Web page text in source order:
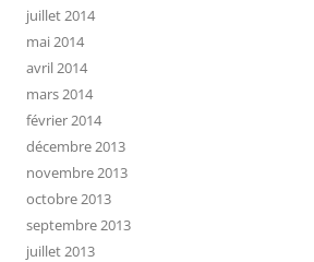
juillet 2014
mai 2014
avril 2014
mars 2014
février 2014
décembre 2013
novembre 2013
octobre 2013
septembre 2013
juillet 2013